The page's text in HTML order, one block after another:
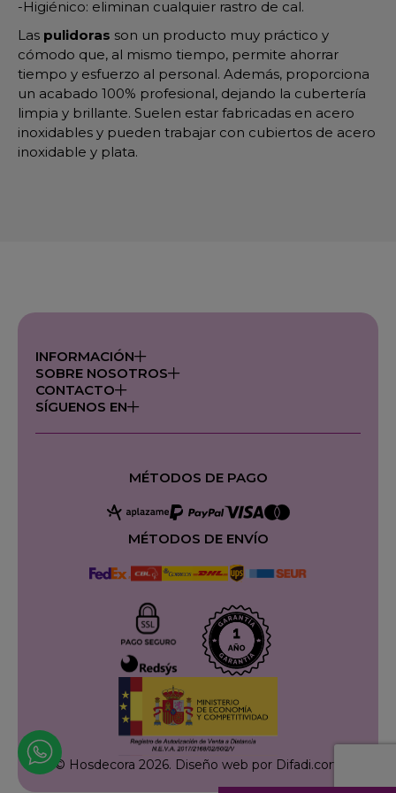
-Higiénico: eliminan cualquier rastro de cal.
Las pulidoras son un producto muy práctico y
cómodo que, al mismo tiempo, permite ahorrar
tiempo y esfuerzo al personal. Además, proporciona
un acabado 100% profesional, dejando la cubertería
limpia y brillante. Suelen estar fabricadas en acero
inoxidables y pueden trabajar con cubiertos de acero
inoxidable y plata.
INFORMACIÓN
SOBRE NOSOTROS
CONTACTO
SÍGUENOS EN
MÉTODOS DE PAGO
MÉTODOS DE ENVÍO
© Hosdecora 2026. Diseño web por Difadi.com